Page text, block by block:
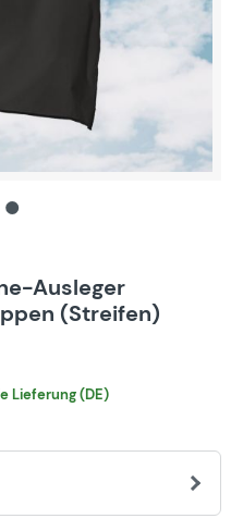
Ausleger
(Streifen)
Lieferung (DE)